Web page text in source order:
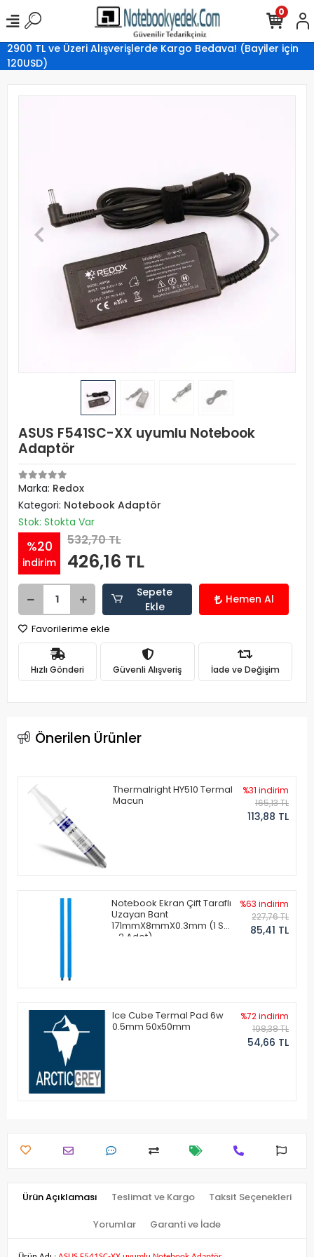
2900 TL ve Üzeri Alışverişlerde Kargo Bedava! (Bayiler için
120USD)
0
ASUS F541SC-XX uyumlu Notebook
Adaptör
Marka: Redox
Kategori: Notebook Adaptör
Stok: Stokta Var
%20
indirim
532,70 TL
426,16 TL
Sepete
Ekle
Hemen Al
Favorilerime ekle
Hızlı Gönderi Güvenli Alışveriş İade ve Değişim
Önerilen Ürünler
Thermalright HY510 Termal
Macun
%31 indirim
165,13 TL
113,88 TL
Notebook Ekran Çift Taraflı
Uzayan Bant
171mmX8mmX0.3mm (1 Set
- 2 Adet)
%63 indirim
227,76 TL
85,41 TL
Ice Cube Termal Pad 6w
0.5mm 50x50mm
%72 indirim
198,38 TL
54,66 TL
Ürün Açıklaması Teslimat ve Kargo Taksit Seçenekleri
Yorumlar Garanti ve İade